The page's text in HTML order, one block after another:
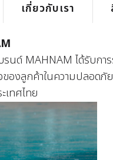
เกี่ยวกับเรา
รนด์ MAHNAM ได้รับกา
จของลูกค้าในความปล
เทศไทย